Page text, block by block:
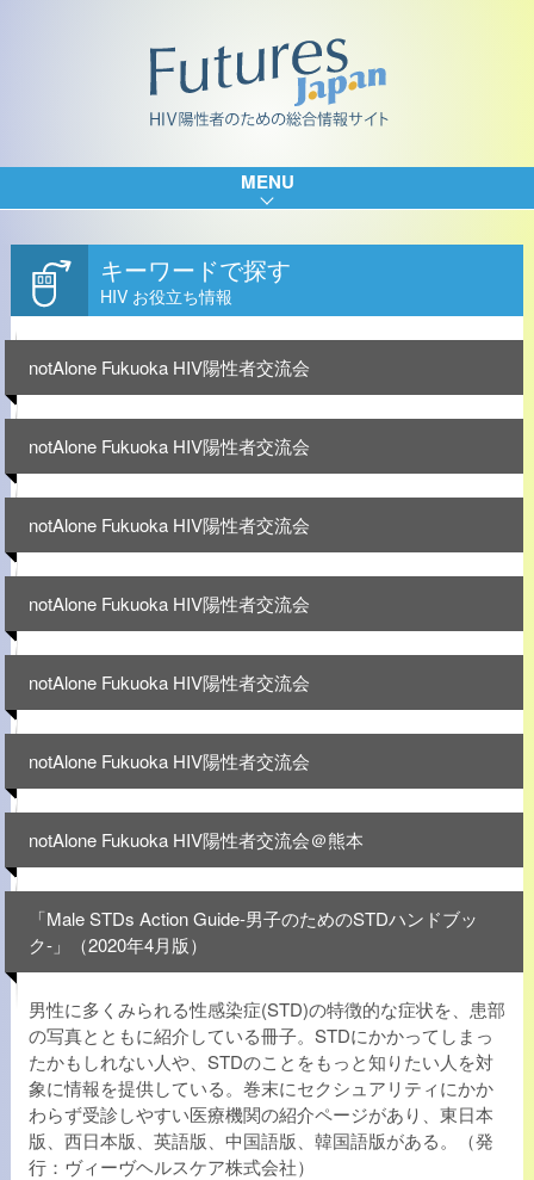
MENU
キーワードで探す
HIV お役立ち情報
notAlone Fukuoka HIV陽性者交流会
notAlone Fukuoka HIV陽性者交流会
notAlone Fukuoka HIV陽性者交流会
notAlone Fukuoka HIV陽性者交流会
notAlone Fukuoka HIV陽性者交流会
notAlone Fukuoka HIV陽性者交流会
notAlone Fukuoka HIV陽性者交流会＠熊本
「Male STDs Action Guide-男子のためのSTDハンドブッ
ク-」（2020年4月版）
男性に多くみられる性感染症(STD)の特徴的な症状を、患部
の写真とともに紹介している冊子。STDにかかってしまっ
たかもしれない人や、STDのことをもっと知りたい人を対
象に情報を提供している。巻末にセクシュアリティにかか
わらず受診しやすい医療機関の紹介ページがあり、東日本
版、西日本版、英語版、中国語版、韓国語版がある。（発
行：ヴィーヴヘルスケア株式会社）